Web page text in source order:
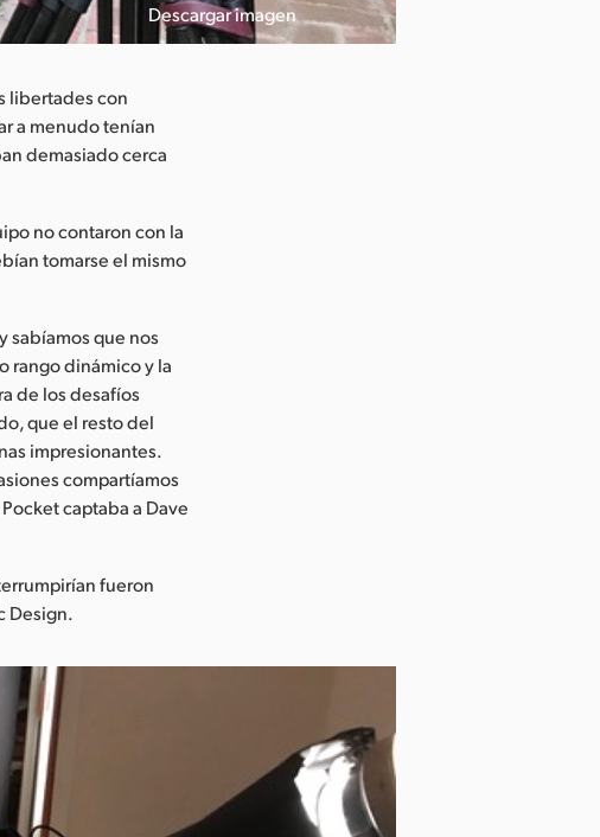
Descargar imagen
libertades con
a menudo tenían
demasiado cerca
no contaron con la
tomarse el mismo
sabíamos que nos
rango dinámico y la
de los desafíos
que el resto del
impresionantes.
compartíamos
captaba a Dave
fueron
Design.